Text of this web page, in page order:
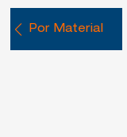
Por Material